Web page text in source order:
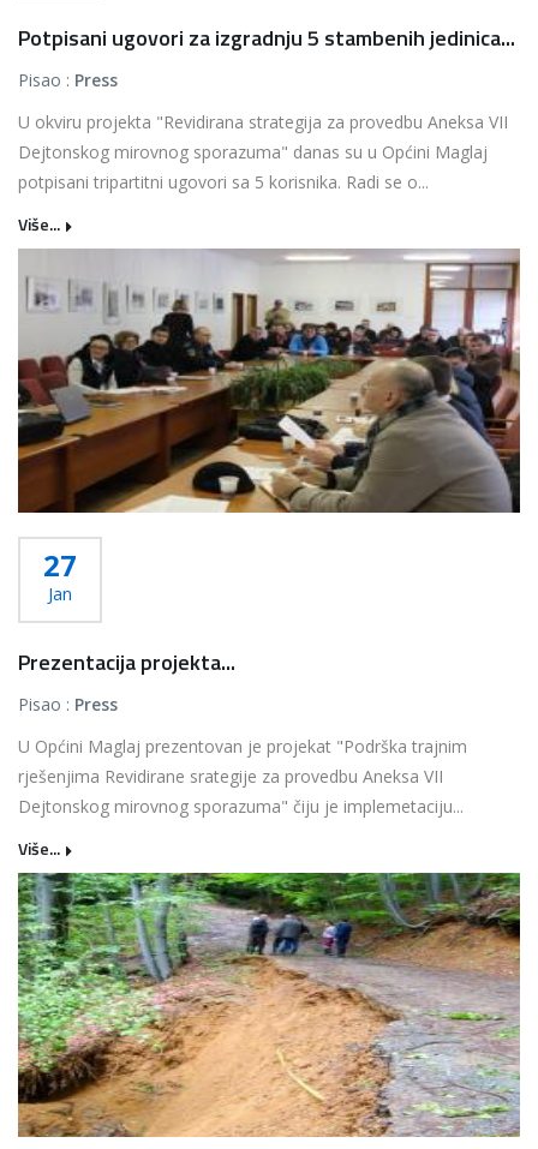
Potpisani ugovori za izgradnju 5 stambenih jedinica...
Pisao : Press
U okviru projekta "Revidirana strategija za provedbu Aneksa VII
Dejtonskog mirovnog sporazuma" danas su u Općini Maglaj
potpisani tripartitni ugovori sa 5 korisnika. Radi se o...
Više...
27
Jan
Prezentacija projekta...
Pisao : Press
U Općini Maglaj prezentovan je projekat "Podrška trajnim
rješenjima Revidirane srategije za provedbu Aneksa VII
Dejtonskog mirovnog sporazuma" čiju je implemetaciju...
Više...